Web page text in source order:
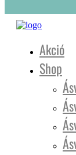
Akció
Shop